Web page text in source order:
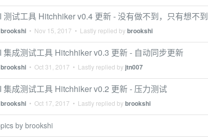
测试工具 Hitchhiker v0.4 更新 - 没有做不到，只有想不到
brookshi • Nov 15, 2017 • Lastly replied bybrookshi
集成测试工具 Hitchhiker v0.3 更新 - 自动同步更新
brookshi • Oct 31, 2017 • Lastly replied by jtn007
集成测试工具 Hitchhiker v0.2 更新 - 压力测试
brookshi • Oct 17, 2017 • Lastly replied bybrookshi
by brookshi